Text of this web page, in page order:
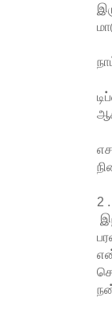
2